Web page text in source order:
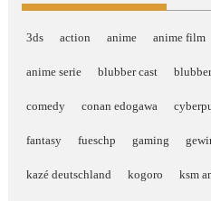
3ds action anime anime film
anime serie blubber cast
comedy conan edogawa
fantasy fueschp gaming
kazé deutschland kogoro ksm